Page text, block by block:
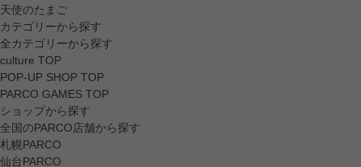
天使のたまご
カテゴリーから探す
全カテゴリーから探す
culture TOP
POP-UP SHOP TOP
PARCO GAMES TOP
ショップから探す
全国のPARCO店舗から探す
札幌PARCO
仙台PARCO